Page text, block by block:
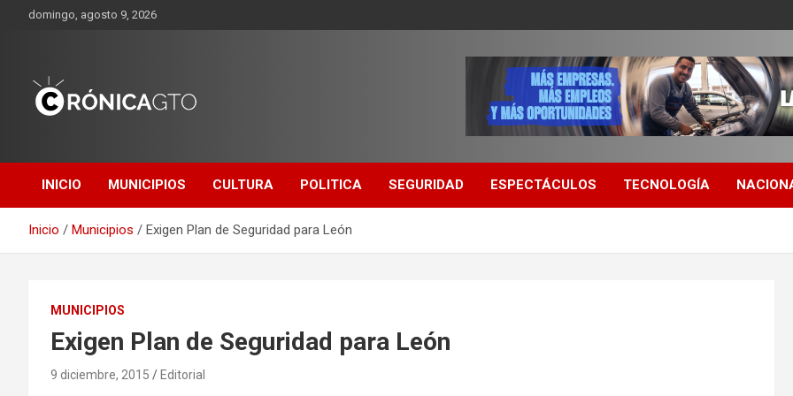
domingo, agosto 9, 2026
GUANAJUATO
INICIO MUNICIPIOS CULTURA POLITICA SEGURIDAD ESPECTÁCULOS TECNOLOGÍA
Inicio Municipios Exigen Plan de Seguridad para León
MUNICIPIOS
Exigen Plan de Seguridad para León
9 diciembre, 2015 Editorial